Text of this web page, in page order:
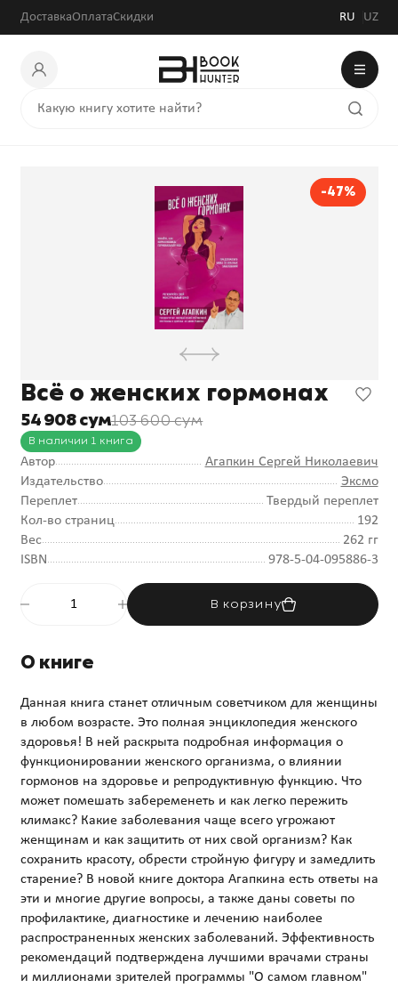
ДоставкаОплатаСкидки RU UZ
-47%
Всё о женских гормонах
54 908 сум103 600 сум
В наличии 1 книга
Автор
Агапкин Сергей Николаевич
Издательство
Эксмо
Переплет
Твердый переплет
Кол-во страниц
192
Вес
262 гг
ISBN
978-5-04-095886-3
В корзину
О книге
Данная книга станет отличным советчиком для женщины
в любом возрасте. Это полная энциклопедия женского
здоровья! В ней раскрыта подробная информация о
функционировании женского организма, о влиянии
гормонов на здоровье и репродуктивную функцию. Что
может помешать забеременеть и как легко пережить
климакс? Какие заболевания чаще всего угрожают
женщинам и как защитить от них свой организм? Как
сохранить красоту, обрести стройную фигуру и замедлить
старение? В новой книге доктора Агапкина есть ответы на
эти и многие другие вопросы, а также даны советы по
профилактике, диагностике и лечению наиболее
распространенных женских заболеваний. Эффективность
рекомендаций подтверждена лучшими врачами страны
и миллионами зрителей программы "О самом главном"